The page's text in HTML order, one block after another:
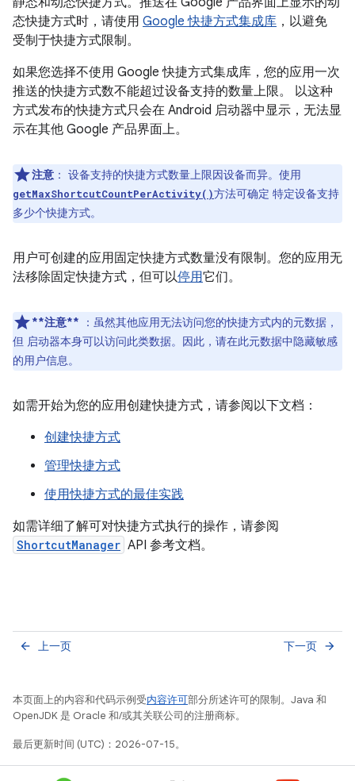
态快捷方式时，请使用 Google 快捷方式集成库 ，以避免
受制于快捷方式限制。
如果您选择不使用 Google 快捷方式集成库，您的应用一次
推送的快捷方式数不能超过设备支持的数量上限。 以这种
方式发布的快捷方式只会在 Android 启动器中显示，无法显
示在其他 Google 产品界面上。
注意 ： 设备支持的快捷方式数量上限因设备而异。使用
getMaxShortcutCountPerActivity()方法可确定 特定设备支持
多少个快捷方式。
用户可创建的应用固定快捷方式数量没有限制。您的应用无
法移除固定快捷方式，但可以停用它们。
**注意** ：虽然其他应用无法访问您的快捷方式内的元数据，
但 启动器本身可以访问此类数据。因此，请在此元数据中隐藏敏感
的用户信息。
如需开始为您的应用创建快捷方式，请参阅以下文档：
创建快捷方式
管理快捷方式
使用快捷方式的最佳实践
如需详细了解可对快捷方式执行的操作，请参阅
ShortcutManager API 参考文档。
上一页
arrow_back 下一页 arrow_forward
本页面上的内容和代码示例受内容许可部分所述许可的限制。Java 和
OpenJDK 是 Oracle 和/或其关联公司的注册商标。
最后更新时间 (UTC)：2026-07-15。